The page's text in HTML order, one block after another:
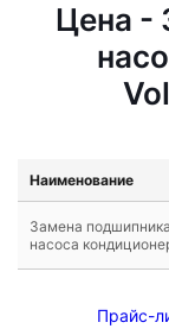
Цена -
Наименование
Замена подшипника
насоса
Прайс-